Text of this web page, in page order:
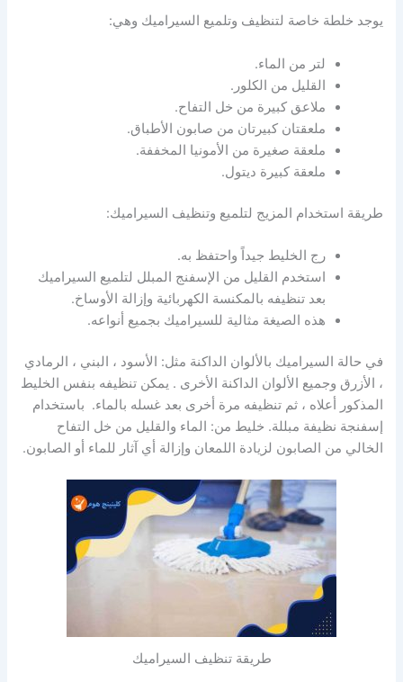
يوجد خلطة خاصة لتنظيف وتلميع السيراميك وهي:
لتر من الماء.
القليل من الكلور.
ملاعق كبيرة من خل التفاح.
ملعقتان كبيرتان من صابون الأطباق.
ملعقة صغيرة من الأمونيا المخففة.
ملعقة كبيرة ديتول.
طريقة استخدام المزيج لتلميع وتنظيف السيراميك:
رج الخليط جيداً واحتفظ به.
استخدم القليل من الإسفنج المبلل لتلميع السيراميك
بعد تنظيفه بالمكنسة الكهربائية وإزالة الأوساخ.
هذه الصيغة مثالية للسيراميك بجميع أنواعه.
في حالة السيراميك بالألوان الداكنة مثل: الأسود ، البني ، الرمادي
، الأزرق وجميع الألوان الداكنة الأخرى . يمكن تنظيفه بنفس الخليط
المذكور أعلاه ، ثم تنظيفه مرة أخرى بعد غسله بالماء. باستخدام
إسفنجة نظيفة مبللة. خليط من: الماء والقليل من خل التفاح
الخالي من الصابون لزيادة اللمعان وإزالة أي آثار للماء أو الصابون.
طريقة تنظيف السيراميك